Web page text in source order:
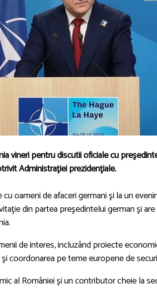
vineri pentru discutii oficiale cu
Administraţiei prezidenţiale.
oameni de afaceri germani şi la un
din partea preşedintelui german şi
de interes, incluzând proiecte
coordonarea pe teme europene de
al României şi un contributor cheie la